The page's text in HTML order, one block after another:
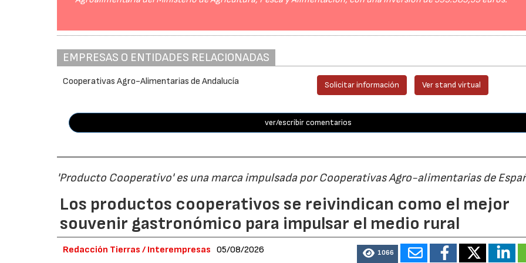
EMPRESAS O ENTIDADES RELACIONADAS
Cooperativas Agro-Alimentarias de Andalucía Solicitar información Ver stand virtual
ver/escribir comentarios
'Producto Cooperativo' es una marca impulsada por Cooperativas Agro-alimentarias de
Los productos cooperativos se reivindican como el mejor
souvenir gastronómico para impulsar el medio rural
Redacción Tierras / Interempresas 05/08/2026 1066